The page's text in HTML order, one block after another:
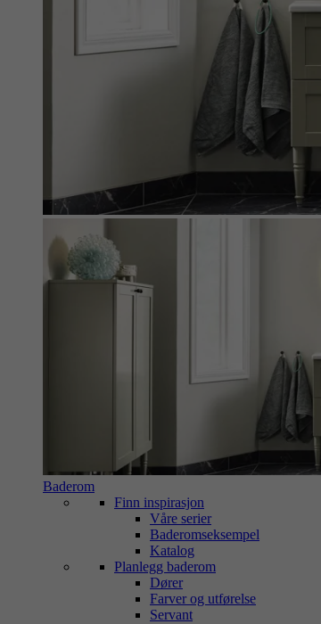
Baderom
Finn inspirasjon
Våre serier
Baderomseksempel
Katalog
Planlegg baderom
Dører
Farver og utførelse
Servant